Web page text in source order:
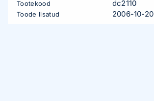
Tootekood dc2110
Toode lisatud 2006-10-20